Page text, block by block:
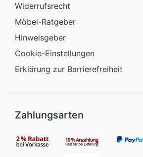
Widerrufsrecht
Möbel-Ratgeber
Hinweisgeber
Cookie-Einstellungen
Erklärung zur Barrierefreiheit
Zahlungsarten